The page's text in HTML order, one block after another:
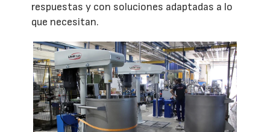
respuestas y con soluciones adaptadas a lo
que necesitan.